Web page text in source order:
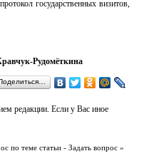
государственных визитов,
Рудомёткина
редакции. Если у Вас иное
по теме статьи - Задать вопрос »